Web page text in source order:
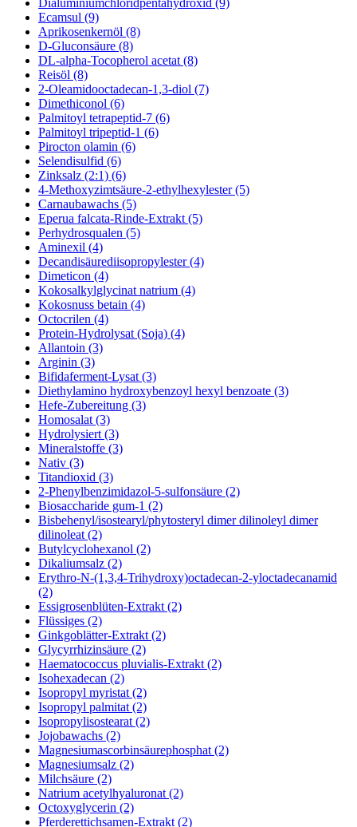
Ecamsul (9)
Aprikosenkernöl (8)
D-Gluconsäure (8)
DL-alpha-Tocopherol acetat (8)
Reisöl (8)
2-Oleamidooctadecan-1,3-diol (7)
Dimethiconol (6)
Palmitoyl tetrapeptid-7 (6)
Palmitoyl tripeptid-1 (6)
Pirocton olamin (6)
Selendisulfid (6)
Zinksalz (2:1) (6)
4-Methoxyzimtsäure-2-ethylhexylester (5)
Carnaubawachs (5)
Eperua falcata-Rinde-Extrakt (5)
Perhydrosqualen (5)
Aminexil (4)
Decandisäurediisopropylester (4)
Dimeticon (4)
Kokosalkylglycinat natrium (4)
Kokosnuss betain (4)
Octocrilen (4)
Protein-Hydrolysat (Soja) (4)
Allantoin (3)
Arginin (3)
Bifidaferment-Lysat (3)
Diethylamino hydroxybenzoyl hexyl benzoate (3)
Hefe-Zubereitung (3)
Homosalat (3)
Hydrolysiert (3)
Mineralstoffe (3)
Nativ (3)
Titandioxid (3)
2-Phenylbenzimidazol-5-sulfonsäure (2)
Biosaccharide gum-1 (2)
Bisbehenyl/isostearyl/phytosteryl dimer dilinoleyl dimer
dilinoleat (2)
Butylcyclohexanol (2)
Dikaliumsalz (2)
Erythro-N-(1,3,4-Trihydroxy)octadecan-2-yloctadecanamid
(2)
Essigrosenblüten-Extrakt (2)
Flüssiges (2)
Ginkgoblätter-Extrakt (2)
Glycyrrhizinsäure (2)
Haematococcus pluvialis-Extrakt (2)
Isohexadecan (2)
Isopropyl myristat (2)
Isopropyl palmitat (2)
Isopropylisostearat (2)
Jojobawachs (2)
Magnesiumascorbinsäurephosphat (2)
Magnesiumsalz (2)
Milchsäure (2)
Natrium acetylhyaluronat (2)
Octoxyglycerin (2)
Pferderettichsamen-Extrakt (2)